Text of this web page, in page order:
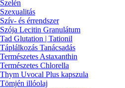
Szelén
Szexualitás
Szív- és érrendszer
Szója Lecitin Granulátum
Tad Glutation | Tationil
Táplálkozás Tanácsadás
Természetes Astaxanthin
Természetes Chlorella
Thym Uvocal Plus kapszula
Tömjén illóolaj